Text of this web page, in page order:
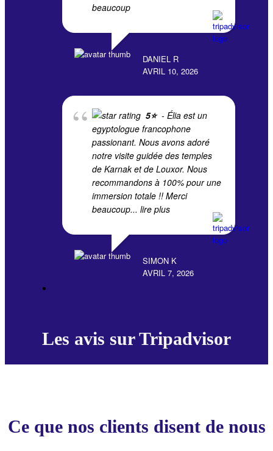
beaucoup
DANIEL R
AVRIL 10, 2026
5⭐️ - Élia est un
egyptologue francophone
passionant. Nous avons adoré
notre visite guidée des temples
de Karnak et de Louxor. Nous
recommandons à 100% pour une
immersion totale !! Merci
beaucoup... lire plus
SIMON K
AVRIL 7, 2026
Les avis sur Tripadvisor
Ce que nos clients disent de nous